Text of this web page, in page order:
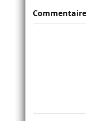
Commentaire